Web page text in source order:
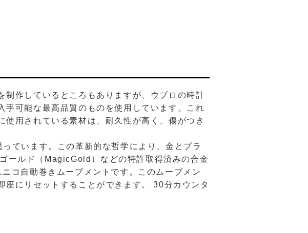
作しているところもありますが、ウブロの時計
手可能な最高品質のものを使用しています。これ
用されている素材は、耐久性が高く、傷がつき
ています。この革新的な哲学により、金とプラ
ールド（MagicGold）などの特許取得済みの合金
コ自動巻きムーブメントです。このムーブメン
座にリセットすることができます。 30分カウンタ